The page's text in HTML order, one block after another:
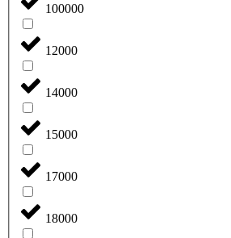
100000
12000
14000
15000
17000
18000